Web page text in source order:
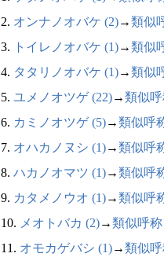
2. オンナノオバケ (2)→類似
3.
トイレノオバケ (1)→類似
4. タタリノオバケ (1)→類似
5. ユメノオツゲ (22)→類似
6. カミノオツゲ (5)→類似呼
7. オハカノヌシ (1)→類似呼
8. ハカノオマツ (1)→類似呼
9. カタメノウオ (1)→類似呼
10. メオトバカ (2)→類似呼称
11. オモカゲバシ (1)→類似